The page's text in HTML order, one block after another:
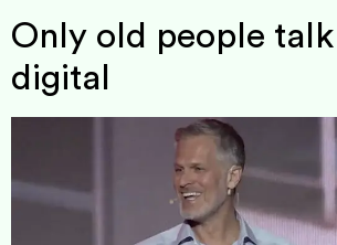
Only old people
digital